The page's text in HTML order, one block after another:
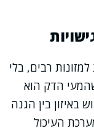
רבים, בלי
הדק הוא
באיזון בין הגנה
העיכול